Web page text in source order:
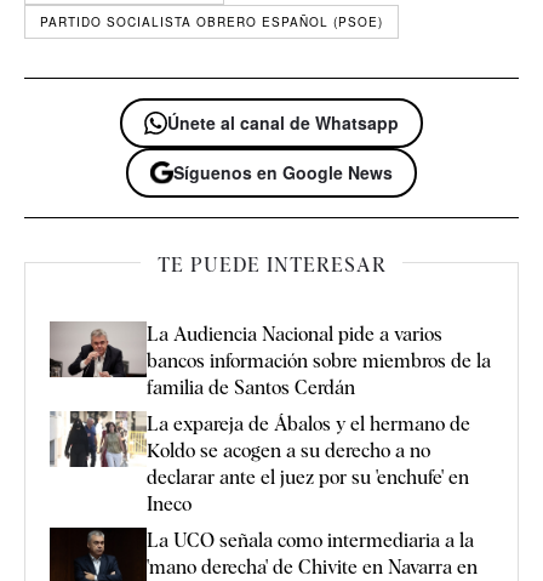
PARTIDO SOCIALISTA OBRERO ESPAÑOL (PSOE)
Únete al canal de Whatsapp
Síguenos en Google News
TE PUEDE INTERESAR
La Audiencia Nacional pide a varios
bancos información sobre miembros de la
familia de Santos Cerdán
La expareja de Ábalos y el hermano de
Koldo se acogen a su derecho a no
declarar ante el juez por su 'enchufe' en
Ineco
La UCO señala como intermediaria a la
'mano derecha' de Chivite en Navarra en